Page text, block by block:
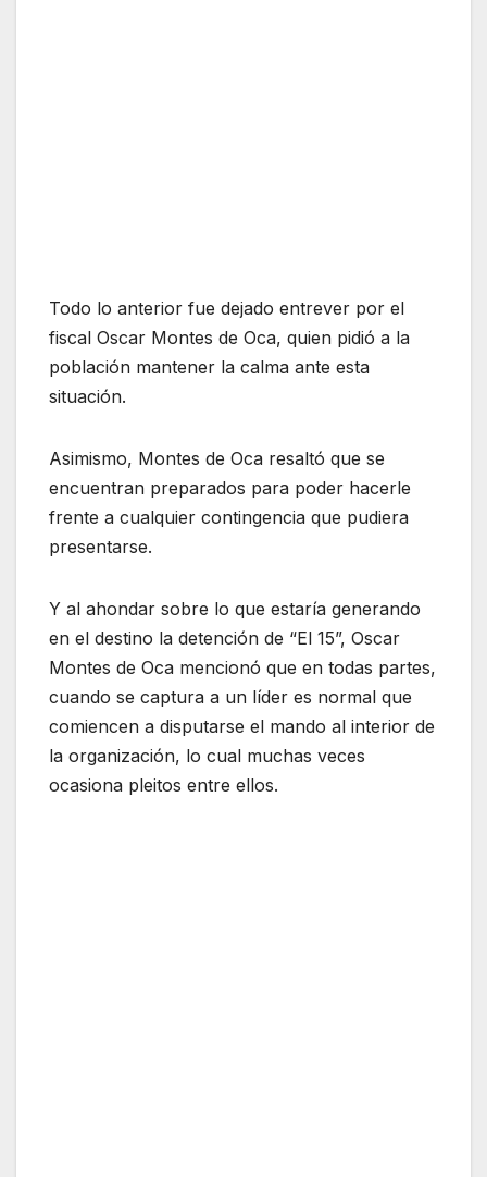
Todo lo anterior fue dejado entrever por el
fiscal Oscar Montes de Oca, quien pidió a la
población mantener la calma ante esta
situación.
Asimismo, Montes de Oca resaltó que se
encuentran preparados para poder hacerle
frente a cualquier contingencia que pudiera
presentarse.
Y al ahondar sobre lo que estaría generando
en el destino la detención de “El 15”, Oscar
Montes de Oca mencionó que en todas partes,
cuando se captura a un líder es normal que
comiencen a disputarse el mando al interior de
la organización, lo cual muchas veces
ocasiona pleitos entre ellos.